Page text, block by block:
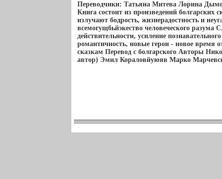
Переводчики: Татьяна Митева Лорина
Книга состоит из произведений болгарских
излучают бодрость, жизнерадостность и
всемогущбьйэкество человеческого разума
действительности, усиление
романтичность, новые герои - новое время
сказкам Перевод с болгарского Авторы
автор) Эмил Кораловйуюяв Марко